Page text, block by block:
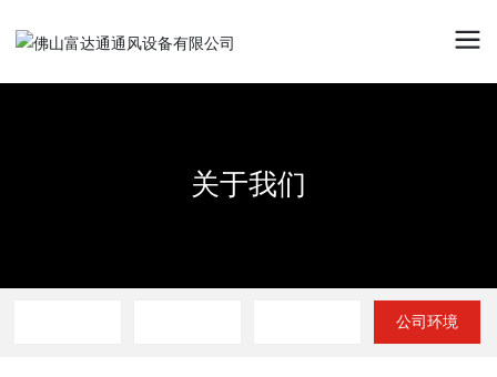
关于我们
关于我们
关于我们
公司环境